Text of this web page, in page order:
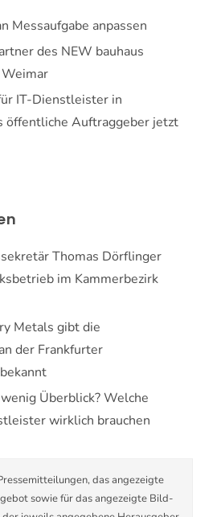
Messaufgabe anpassen
des NEW bauhaus
IT-Dienstleister in
öffentliche Auftraggeber jetzt
Thomas Dörflinger
im Kammerbezirk
Metals gibt die
der Frankfurter
Überblick? Welche
wirklich brauchen
das angezeigte
sowie für das angezeigte Bild-